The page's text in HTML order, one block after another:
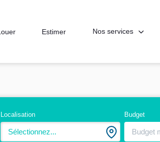
Estimer Nos services
Localisation
Sélectionnez...
Budget